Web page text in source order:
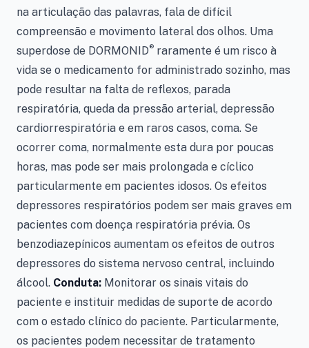
na articulação das palavras, fala de difícil
compreensão e movimento lateral dos olhos. Uma
superdose de DORMONID® raramente é um risco à
vida se o medicamento for administrado sozinho, mas
pode resultar na falta de reflexos, parada
respiratória, queda da pressão arterial, depressão
cardiorrespiratória e em raros casos, coma. Se
ocorrer coma, normalmente esta dura por poucas
horas, mas pode ser mais prolongada e cíclico
particularmente em pacientes idosos. Os efeitos
depressores respiratórios podem ser mais graves em
pacientes com doença respiratória prévia. Os
benzodiazepínicos aumentam os efeitos de outros
depressores do sistema nervoso central, incluindo
álcool. Conduta: Monitorar os sinais vitais do
paciente e instituir medidas de suporte de acordo
com o estado clínico do paciente. Particularmente,
os pacientes podem necessitar de tratamento